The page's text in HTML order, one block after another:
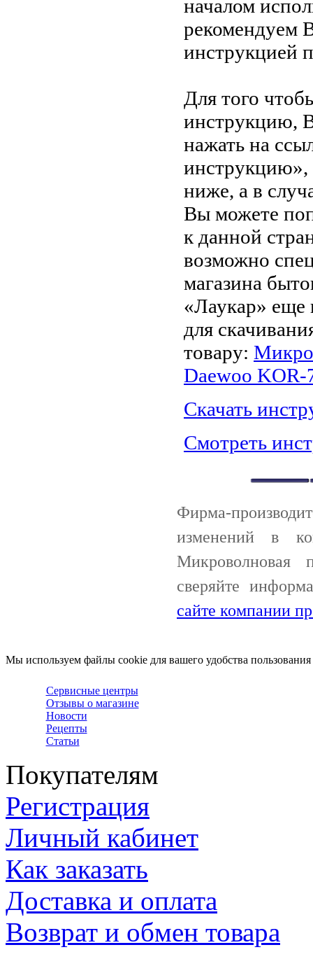
началом
рекомендуем
инструкцией
Для того
инструкцию,
нажать на
ниже, а в
Вы можете
к данной
возможно
магазина
«Лаукар» еще
для
товару:
Daewoo KOR-
Скачать
Смотреть
Фирма-
изменений в
Микроволновая
сверяйте
сайте компании
Мы используем файлы cookie для вашего удобства
Сервисные центры
Отзывы о магазине
Новости
Рецепты
Статьи
Покупателям
Регистрация
Личный кабинет
Как заказать
Доставка и оплата
Возврат и обмен товара